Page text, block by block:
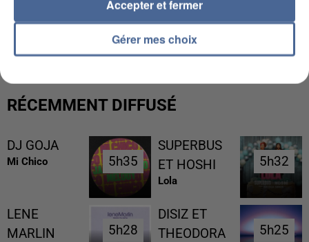
UNE TOURISTE DE L’OISE EMPORTÉE PAR UNE
COULÉE DE BOUE EN HAUTE-SAVOIE
RÉCEMMENT DIFFUSÉ
DJ GOJA
Mi Chico 5h35
5h35
SUPERBUS
ET HOSHI
Lola
5h32
5h32
LENE
MARLIN
5h28
5h28
DISIZ ET
THEODORA
5h25
5h25
Gérer mes choix
Accepter et fermer